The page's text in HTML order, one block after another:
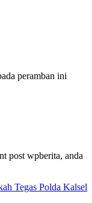
peramban ini
post wpberita, anda